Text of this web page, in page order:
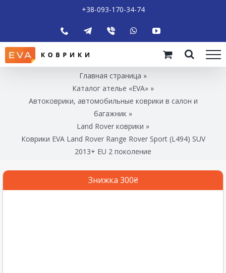
+38-093-170-34-74
Главная страница »
Каталог ателье «EVA» »
Автоковрики, автомобильные коврики в салон и
багажник »
Land Rover коврики »
Коврики EVA Land Rover Range Rover Sport (L494) SUV
2013+ EU 2 поколение
Знижка 300₴